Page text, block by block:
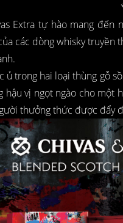
Extra tự hào mang
các dòng whisky truyền
ủ trong hai loại thùng gỗ
hậu vị ngọt ngào cho một
thưởng thức được đẩy